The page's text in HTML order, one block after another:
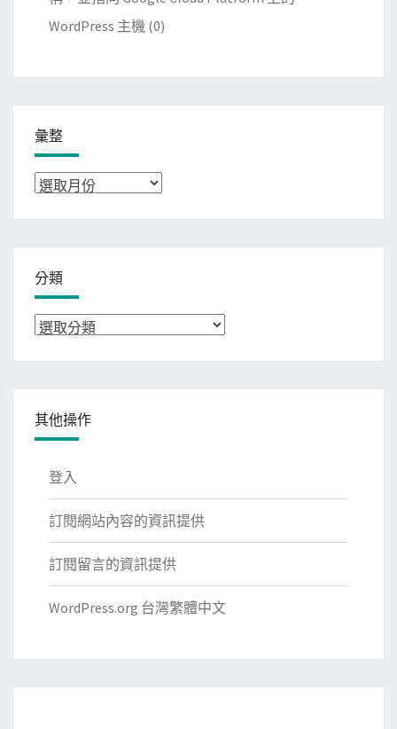
WordPress 主機 (0)
彙整
彙
分類
分
其他操作
登入
訂閱網站內容的資訊提供
訂閱留言的資訊提供
WordPress.org 台灣繁體中文